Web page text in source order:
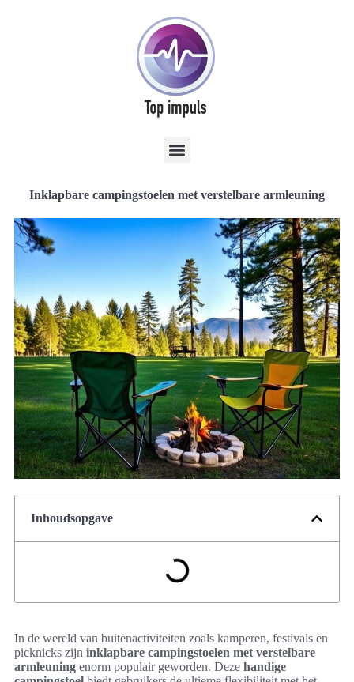
Inklapbare campingstoelen met verstelbare armleuning
Inhoudsopgave
In de wereld van buitenactiviteiten zoals kamperen, festivals en
picknicks zijn inklapbare campingstoelen met verstelbare
armleuning enorm populair geworden. Deze handige